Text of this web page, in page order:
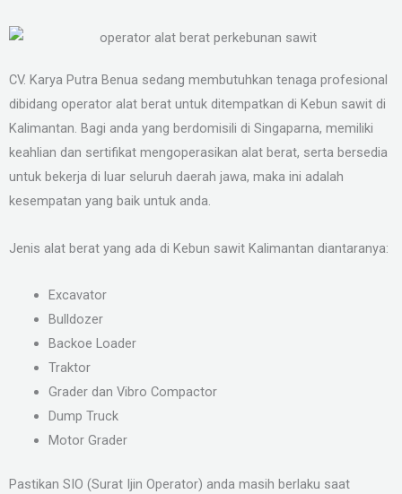
CV. Karya Putra Benua sedang membutuhkan tenaga profesional
dibidang operator alat berat untuk ditempatkan di Kebun sawit di
Kalimantan. Bagi anda yang berdomisili di Singaparna, memiliki
keahlian dan sertifikat mengoperasikan alat berat, serta bersedia
untuk bekerja di luar seluruh daerah jawa, maka ini adalah
kesempatan yang baik untuk anda.
Jenis alat berat yang ada di Kebun sawit Kalimantan diantaranya:
Excavator
Bulldozer
Backoe Loader
Traktor
Grader dan Vibro Compactor
Dump Truck
Motor Grader
Pastikan SIO (Surat Ijin Operator) anda masih berlaku saat